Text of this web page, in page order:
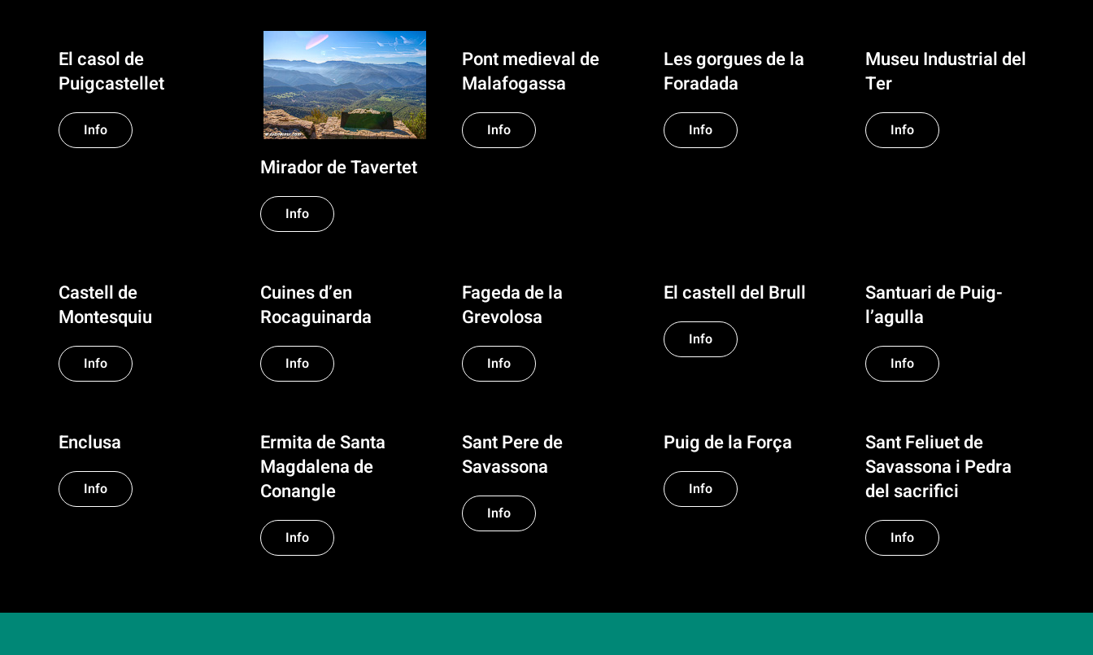
El casol de
Puigcastellet
Info
Mirador de Tavertet
Info
Pont medieval de
Malafogassa
Info
Les gorgues de la
Foradada
Info
Museu Industrial del
Ter
Info
Castell de
Montesquiu
Info
Cuines d’en
Rocaguinarda
Info
Fageda de la
Grevolosa
Info
El castell del Brull
Info
Santuari de Puig-
l’agulla
Info
Enclusa
Info
Ermita de Santa
Magdalena de
Conangle
Info
Sant Pere de
Savassona
Info
Puig de la Força
Info
Sant Feliuet de
Savassona i Pedra
del sacrifici
Info